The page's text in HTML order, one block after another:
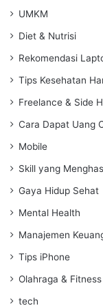
UMKM
Diet & Nutrisi
Rekomendasi
Tips Kesehatan
Freelance & Side
Cara Dapat Uang
Mobile
Skill yang
Gaya Hidup Sehat
Mental Health
Manajemen
Tips iPhone
Olahraga & Fitness
tech